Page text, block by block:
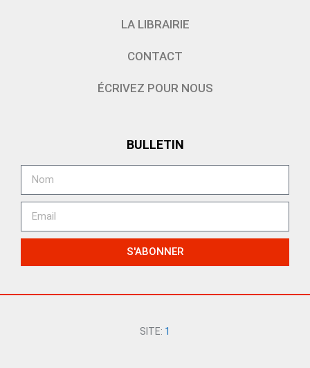
LA LIBRAIRIE
CONTACT
ÉCRIVEZ POUR NOUS
BULLETIN
S'ABONNER
SITE: 1